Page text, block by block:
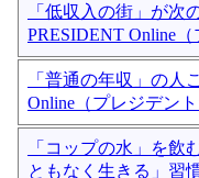
「低収入の街」が次
PRESIDENT Online
「普通の年収」の人
Online（プレジデント
「コップの水」を飲
ともなく生きる」習